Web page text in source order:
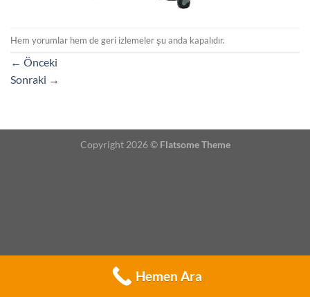
Hem yorumlar hem de geri izlemeler şu anda kapalıdır.
← Önceki
Sonraki →
Copyright 2026 © Flatsome Theme
Hemen Ara